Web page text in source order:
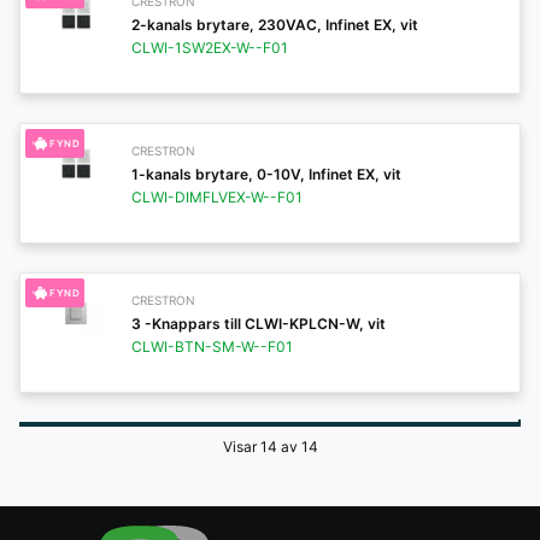
2-kanals brytare, 230VAC, Infinet EX, vit
CLWI-1SW2EX-W--F01
CRESTRON
1-kanals brytare, 0-10V, Infinet EX, vit
CLWI-DIMFLVEX-W--F01
FYND
CRESTRON
3 -Knappars till CLWI-KPLCN-W, vit
CLWI-BTN-SM-W--F01
FYND
Visar 14 av 14